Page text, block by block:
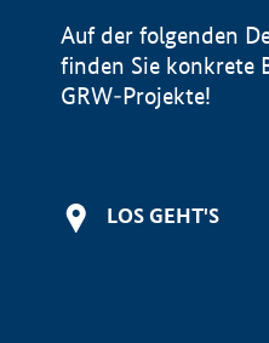
Auf der folgenden
finden Sie konkrete
GRW-Projekte!
LOS GEHT'S